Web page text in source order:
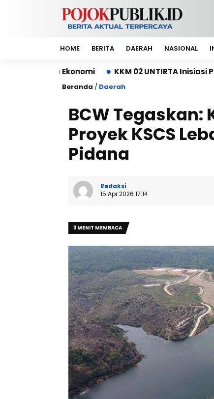
HOME BERITA DAERAH NASIONAL
KKM 02 UNTIRTA Inisiasi Pembangunan
Beranda / Daerah
BCW Tegaskan:
Proyek KSCS
Pidana
Redaksi
15 Apr 2026 17:14
3 MENIT MEMBACA